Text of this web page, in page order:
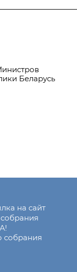
Беларусь
на сайт
собрания